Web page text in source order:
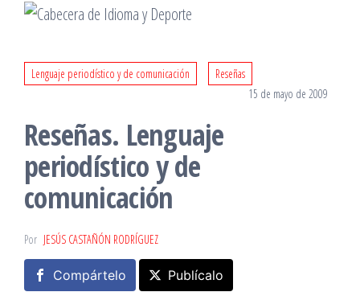
Lenguaje periodístico y de comunicación
Reseñas
15 de mayo de 2009
Reseñas. Lenguaje
periodístico y de
comunicación
Por JESÚS CASTAÑÓN RODRÍGUEZ
Compártelo Publícalo